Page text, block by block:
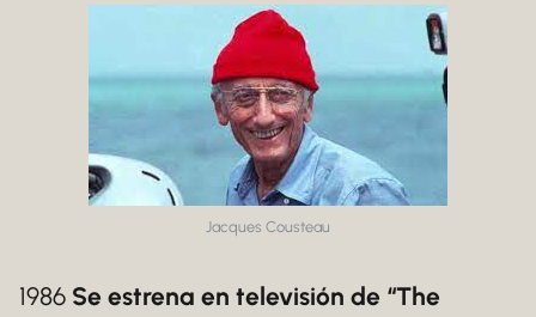
Jacques Cousteau
1986 Se estrena en televisión de “The